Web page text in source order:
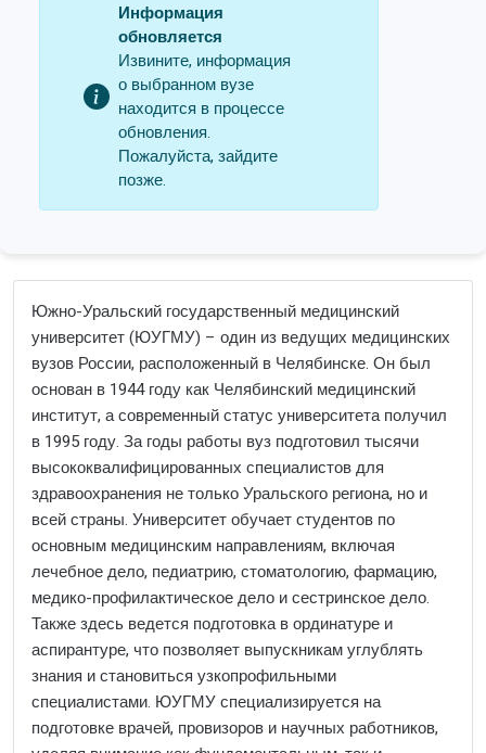
Информация
обновляется
Извините, информация
о выбранном вузе
находится в процессе
обновления.
Пожалуйста, зайдите
позже.
Южно-Уральский государственный медицинский
университет (ЮУГМУ) – один из ведущих медицинских
вузов России, расположенный в Челябинске. Он был
основан в 1944 году как Челябинский медицинский
институт, а современный статус университета получил
в 1995 году. За годы работы вуз подготовил тысячи
высококвалифицированных специалистов для
здравоохранения не только Уральского региона, но и
всей страны. Университет обучает студентов по
основным медицинским направлениям, включая
лечебное дело, педиатрию, стоматологию, фармацию,
медико-профилактическое дело и сестринское дело.
Также здесь ведется подготовка в ординатуре и
аспирантуре, что позволяет выпускникам углублять
знания и становиться узкопрофильными
специалистами. ЮУГМУ специализируется на
подготовке врачей, провизоров и научных работников,